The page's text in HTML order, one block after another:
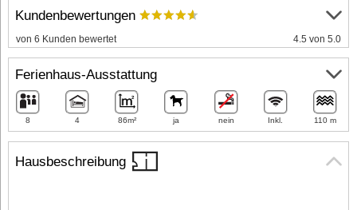
Hausbeschreibung
Kundenbewertungen
von 6 Kunden bewertet 4.5 von 5.0
Ferienhaus-Ausstattung
8 4 86m² ja nein Inkl. 110 m